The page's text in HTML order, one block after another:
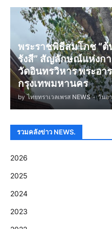
พระราชพิธีสมโภช “
รังสี” สัญลักษณ์แห่งก
วัดอินทรวิหาร พระอา
กรุงเทพมหานคร
by ไทยทราเวลเพรส NEWS - วันอ
รวมคลังข่าว NEWS.
2026
2025
2024
2023